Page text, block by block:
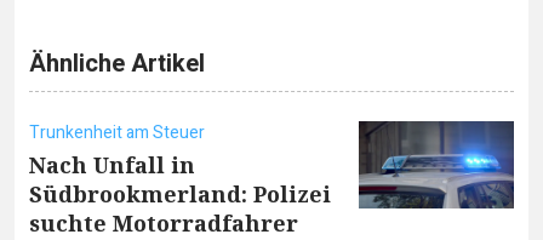
Ähnliche Artikel
Trunkenheit am Steuer
Nach Unfall in
Südbrookmerland: Polizei
suchte Motorradfahrer